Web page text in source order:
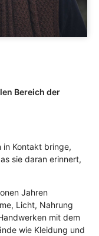
Bereich der
in Kontakt bringe,
sie daran erinnert,
Jahren
Licht, Nahrung
mit dem
wie Kleidung und